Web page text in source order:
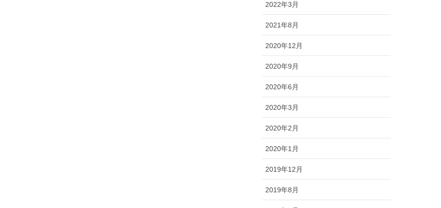
2022年3月
2021年8月
2020年12月
2020年9月
2020年6月
2020年3月
2020年2月
2020年1月
2019年12月
2019年8月